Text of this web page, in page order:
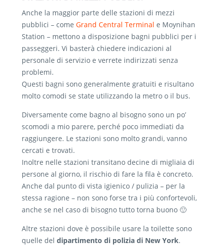
Anche la maggior parte delle stazioni di mezzi
pubblici – come Grand Central Terminal e Moynihan
Station – mettono a disposizione bagni pubblici per i
passeggeri. Vi basterà chiedere indicazioni al
personale di servizio e verrete indirizzati senza
problemi.
Questi bagni sono generalmente gratuiti e risultano
molto comodi se state utilizzando la metro o il bus.
Diversamente come bagno al bisogno sono un po’
scomodi a mio parere, perché poco immediati da
raggiungere. Le stazioni sono molto grandi, vanno
cercati e trovati.
Inoltre nelle stazioni transitano decine di migliaia di
persone al giorno, il rischio di fare la fila è concreto.
Anche dal punto di vista igienico / pulizia – per la
stessa ragione – non sono forse tra i più confortevoli,
anche se nel caso di bisogno tutto torna buono 🙂
Altre stazioni dove è possibile usare la toilette sono
quelle del dipartimento di polizia di New York.